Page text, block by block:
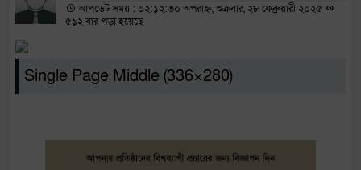
আপডেট সময় : ০২:১২:৩০ অপরাহ্ন, শুক্রবার, ২৮ ফেব্রুয়ারী ২০২৫
৫১২ বার পড়া হয়েছে
Single Page Middle (336×280)